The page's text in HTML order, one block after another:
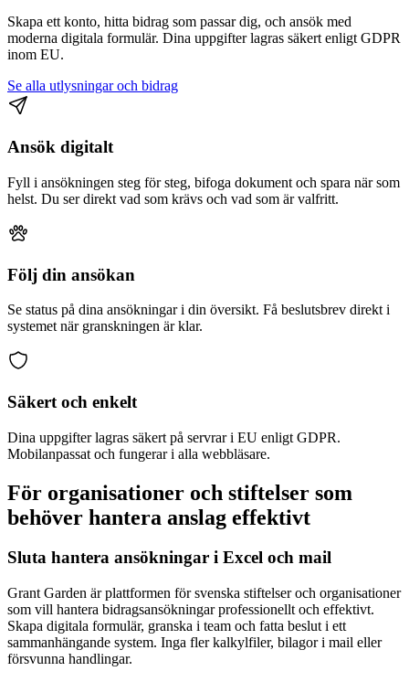
Skapa ett konto, hitta bidrag som passar dig, och ansök med
moderna digitala formulär. Dina uppgifter lagras säkert enligt GDPR
inom EU.
Se alla utlysningar och bidrag
Ansök digitalt
Fyll i ansökningen steg för steg, bifoga dokument och spara när som
helst. Du ser direkt vad som krävs och vad som är valfritt.
Följ din ansökan
Se status på dina ansökningar i din översikt. Få beslutsbrev direkt i
systemet när granskningen är klar.
Säkert och enkelt
Dina uppgifter lagras säkert på servrar i EU enligt GDPR.
Mobilanpassat och fungerar i alla webbläsare.
För organisationer och stiftelser som
behöver hantera anslag effektivt
Sluta hantera ansökningar i Excel och mail
Grant Garden är plattformen för svenska stiftelser och organisationer
som vill hantera bidragsansökningar professionellt och effektivt.
Skapa digitala formulär, granska i team och fatta beslut i ett
sammanhängande system. Inga fler kalkylfiler, bilagor i mail eller
försvunna handlingar.